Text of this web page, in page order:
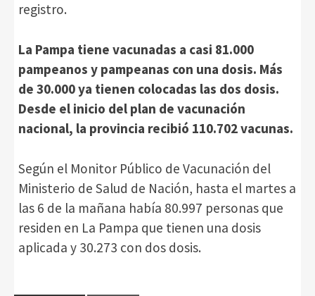
registro.
La Pampa tiene vacunadas a casi 81.000
pampeanos y pampeanas con una dosis. Más
de 30.000 ya tienen colocadas las dos dosis.
Desde el inicio del plan de vacunación
nacional, la provincia recibió 110.702 vacunas.
Según el Monitor Público de Vacunación del
Ministerio de Salud de Nación, hasta el martes a
las 6 de la mañana había 80.997 personas que
residen en La Pampa que tienen una dosis
aplicada y 30.273 con dos dosis.